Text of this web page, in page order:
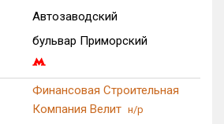
с продажами
Автозаводский
бульвар Приморский
Финансовая Строительная
Компания Велит н/р